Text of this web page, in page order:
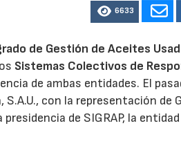
6633
de Gestión de Aceites
Sistemas Colectivos de
de ambas entidades. El
con la representación de
de SIGRAP, la